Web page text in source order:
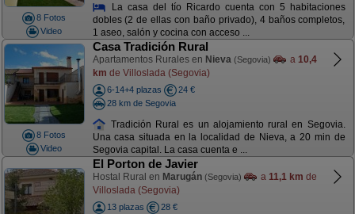
8 Fotos
Video
La casa del tío Ricardo cuenta con 5 habitaciones
dobles (2 de ellas con baño privado), 4 baños completos,
1 aseo, salón y cocina con acceso ...
8 Fotos
Video
Casa Tradición Rural
Apartamentos Rurales en Nieva (Segovia) a 10,4
km de Villoslada (Segovia)
6-14+4 plazas
24 €
28 km de Segovia
Tradición Rural es un alojamiento rural en Segovia.
Una casa situada en la localidad de Nieva, a 20 min de
Segovia capital. La casa cuenta e ...
El Porton de Javier
Hostal Rural en Marugán (Segovia) a 11,1 km de
Villoslada (Segovia)
13 plazas
28 €